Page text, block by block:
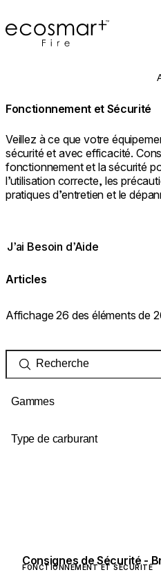
EcoSmart Fire
Professionnels
Fonctionnement et Sécurité
Veillez à ce que votre
sécurité et avec efficacité.
fonctionnement et la sécurité
l’utilisation correcte, les
pratiques d’entretien et le
J’ai Besoin d’Aide
Articles
Affichage 26 des éléments de
Gammes
Type de carburant
Consignes de Sécurité -
FONCTIONNEMENT ET SÉCURITÉ